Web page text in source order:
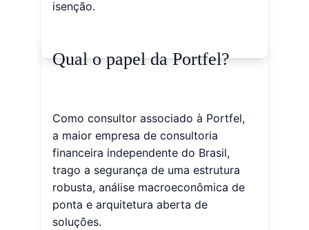
Qual o papel da Portfel?
Como consultor associado à Portfel,
a maior empresa de consultoria
financeira independente do Brasil,
trago a segurança de uma estrutura
robusta, análise macroeconômica de
ponta e arquitetura aberta de
soluções.
isenção.